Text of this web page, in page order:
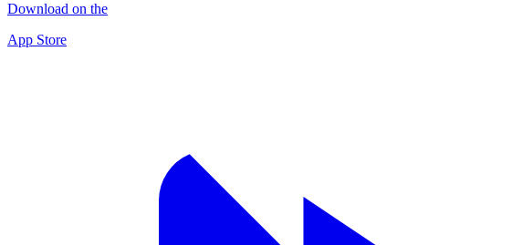
Download on the
App Store